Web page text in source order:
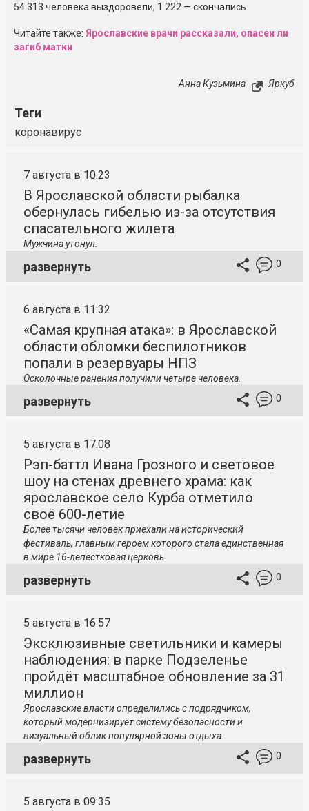
54 313 человека выздоровели, 1 222 — скончались.
Читайте также: Ярославские врачи рассказали, опасен ли
загиб матки
Анна Кузьмина Яркуб
Теги
коронавирус
7 августа в 10:23
В Ярославской области рыбалка
обернулась гибелью из-за отсутствия
спасательного жилета
Мужчина утонул.
развернуть 0
6 августа в 11:32
«Самая крупная атака»: в Ярославской
области обломки беспилотников
попали в резервуары НПЗ
Осколочные ранения получили четыре человека.
развернуть 0
5 августа в 17:08
Рэп-баттл Ивана Грозного и световое
шоу на стенах древнего храма: как
ярославское село Курба отметило
своё 600-летие
Более тысячи человек приехали на исторический
фестиваль, главным героем которого стала единственная
в мире 16-лепестковая церковь.
развернуть 0
5 августа в 16:57
Эксклюзивные светильники и камеры
наблюдения: в парке Подзеленье
пройдёт масштабное обновление за 31
миллион
Ярославские власти определились с подрядчиком,
который модернизирует систему безопасности и
визуальный облик популярной зоны отдыха.
развернуть 0
5 августа в 09:35